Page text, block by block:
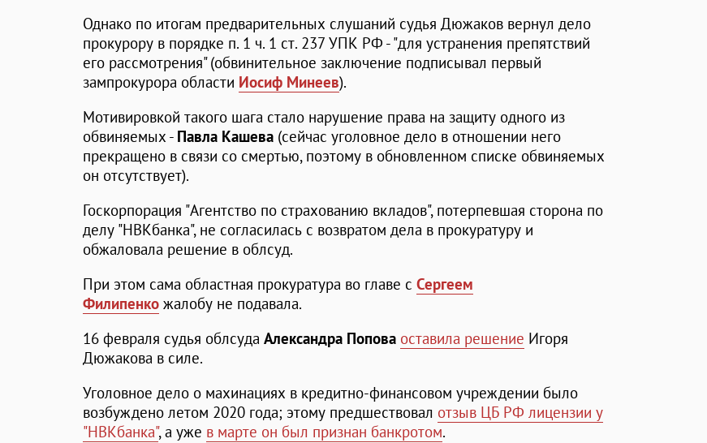
Однако по итогам предварительных слушаний судья Дюжаков вернул дело
прокурору в порядке п. 1 ч. 1 ст. 237 УПК РФ - "для устранения препятствий
его рассмотрения" (обвинительное заключение подписывал первый
зампрокурора области Иосиф Минеев).
Мотивировкой такого шага стало нарушение права на защиту одного из
обвиняемых - Павла Кашева (сейчас уголовное дело в отношении него
прекращено в связи со смертью, поэтому в обновленном списке обвиняемых
он отсутствует).
Госкорпорация "Агентство по страхованию вкладов", потерпевшая сторона по
делу "НВКбанка", не согласилась с возвратом дела в прокуратуру и
обжаловала решение в облсуд.
При этом сама областная прокуратура во главе с Сергеем
Филипенко жалобу не подавала.
16 февраля судья облсуда Александра Попова оставила решение Игоря
Дюжакова в силе.
Уголовное дело о махинациях в кредитно-финансовом учреждении было
возбуждено летом 2020 года; этому предшествовал отзыв ЦБ РФ лицензии у
"НВКбанка", а уже в марте он был признан банкротом.